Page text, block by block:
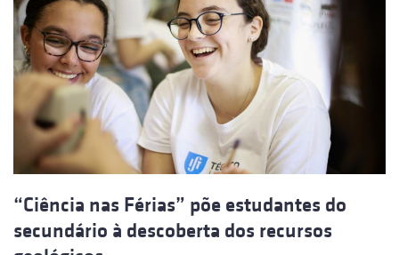
“Ciência nas Férias” põe estudantes do
secundário à descoberta dos recursos